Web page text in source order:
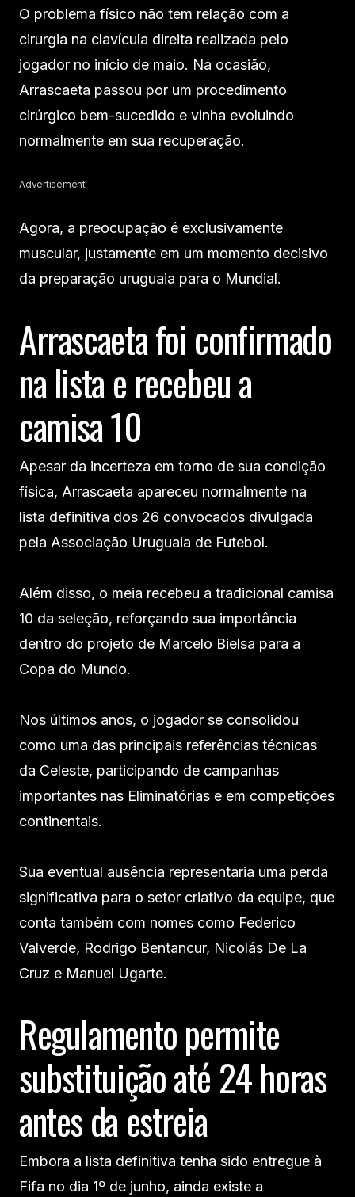
O problema físico não tem relação com a
cirurgia na clavícula direita realizada pelo
jogador no início de maio. Na ocasião,
Arrascaeta passou por um procedimento
cirúrgico bem-sucedido e vinha evoluindo
normalmente em sua recuperação.
Advertisement
Agora, a preocupação é exclusivamente
muscular, justamente em um momento decisivo
da preparação uruguaia para o Mundial.
Arrascaeta foi confirmado
na lista e recebeu a
camisa 10
Apesar da incerteza em torno de sua condição
física, Arrascaeta apareceu normalmente na
lista definitiva dos 26 convocados divulgada
pela Associação Uruguaia de Futebol.
Além disso, o meia recebeu a tradicional camisa
10 da seleção, reforçando sua importância
dentro do projeto de Marcelo Bielsa para a
Copa do Mundo.
Nos últimos anos, o jogador se consolidou
como uma das principais referências técnicas
da Celeste, participando de campanhas
importantes nas Eliminatórias e em competições
continentais.
Sua eventual ausência representaria uma perda
significativa para o setor criativo da equipe, que
conta também com nomes como Federico
Valverde, Rodrigo Bentancur, Nicolás De La
Cruz e Manuel Ugarte.
Regulamento permite
substituição até 24 horas
antes da estreia
Embora a lista definitiva tenha sido entregue à
Fifa no dia 1º de junho, ainda existe a